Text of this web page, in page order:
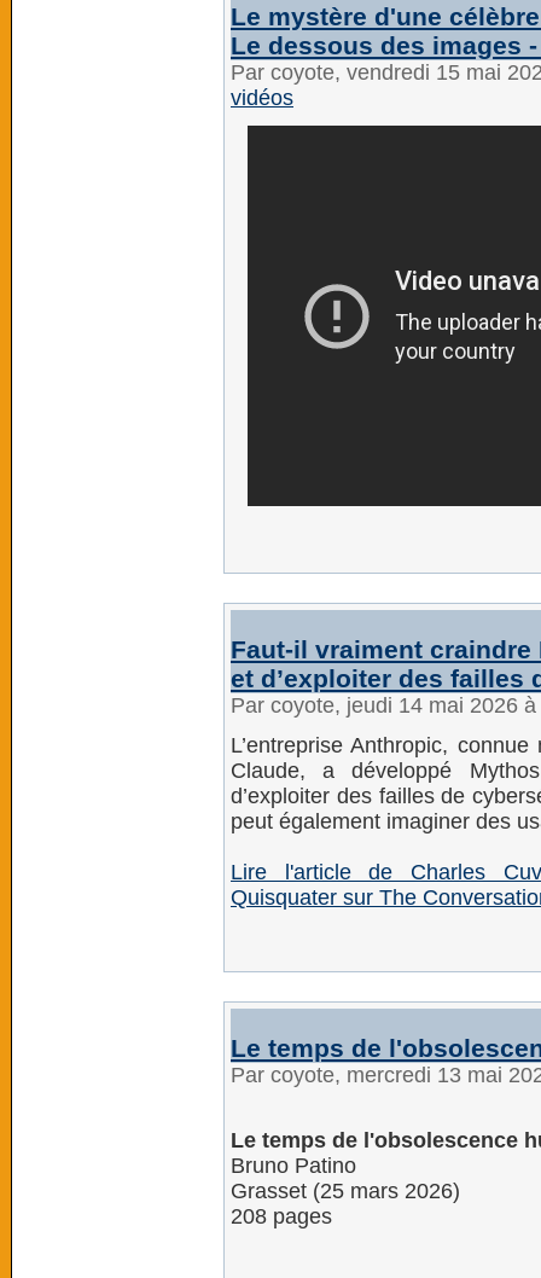
Le mystère d'une
Le dessous des images -
Par coyote, vendredi 15 mai
vidéos
Faut‑il vraiment
et d’exploiter des failles
Par coyote, jeudi 14 mai 2026
L’entreprise Anthropic,
Claude, a développé
d’exploiter des failles de
peut également imaginer des
Lire l'article de Charles
Quisquater sur The
Le temps de
Par coyote, mercredi 13 mai
Le temps de l'obsolescence
Bruno Patino
Grasset (25 mars 2026)
208 pages